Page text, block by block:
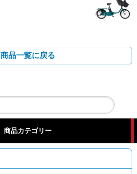
商品一覧に戻る
商品カテゴリー